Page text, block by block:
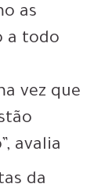
as
a todo
vez que
avalia
da